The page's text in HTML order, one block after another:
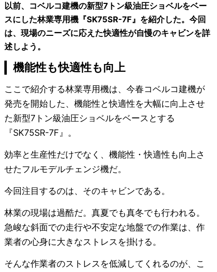
以前、コベルコ建機の新型7トン級油圧ショベルをベー
スにした林業専用機『SK75SR-7F』を紹介した。今回
は、現場のニーズに応えた快適性が自慢のキャビンを詳
述しよう。
機能性も快適性も向上
ここで紹介する林業専用機は、今春コベルコ建機が
発売を開始した、機能性と快適性を大幅に向上させ
た新型7トン級油圧ショベルをベースとする
『SK75SR-7F』。
効率と生産性だけでなく、機能性・快適性も向上さ
せたフルモデルチェンジ機だ。
今回注目するのは、そのキャビンである。
林業の現場は過酷だ。真夏でも真冬でも行われる。
急峻な斜面での走行や不安定な地盤での作業は、作
業者の心身に大きなストレスを掛ける。
そんな作業者のストレスを低減してくれるのが、こ